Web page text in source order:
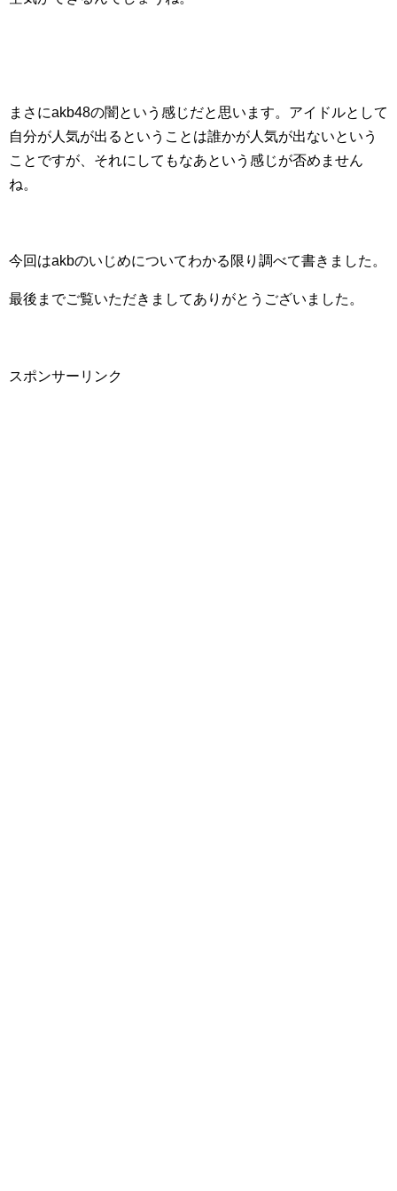
まさにakb48の闇という感じだと思います。アイドルとして
自分が人気が出るということは誰かが人気が出ないという
ことですが、それにしてもなあという感じが否めません
ね。
今回はakbのいじめについてわかる限り調べて書きました。
最後までご覧いただきましてありがとうございました。
スポンサーリンク